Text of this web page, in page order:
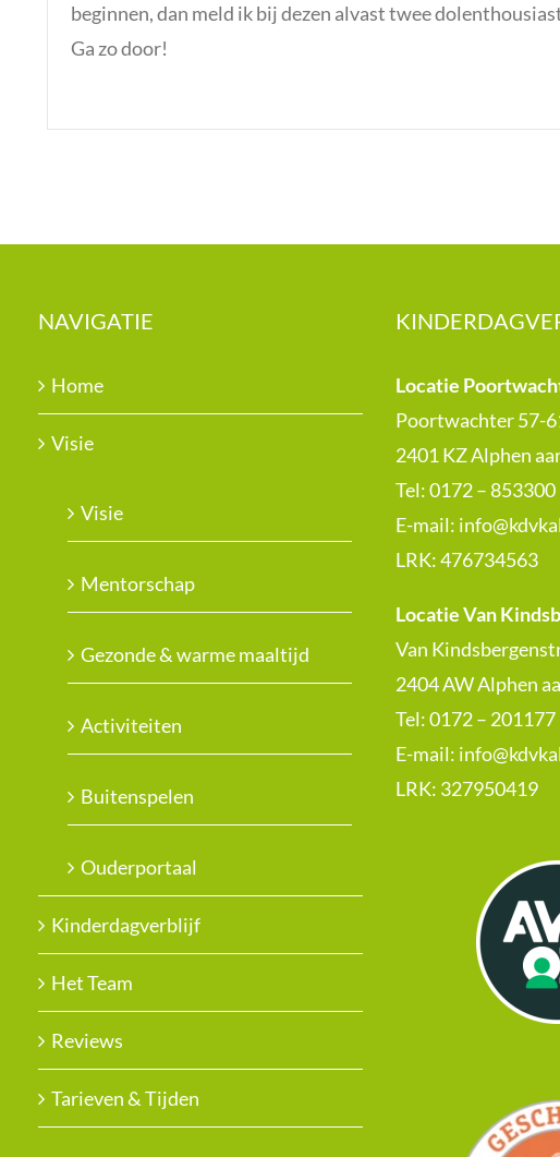
beginnen, dan meld ik bij dezen alvast twee
Ga zo door!
NAVIGATIE
Home
Visie
Visie
Mentorschap
Gezonde & warme maaltijd
Activiteiten
Buitenspelen
Ouderportaal
Kinderdagverblijf
Het Team
Reviews
Tarieven & Tijden
Locatie
Poortwachter 57-
2401 KZ Alphen
Tel: 0172 – 853300
E-mail:
LRK:476734563
Locatie Van
Van
2404 AW Alphen
Tel: 0172 – 201177
E-mail:
LRK: 327950419